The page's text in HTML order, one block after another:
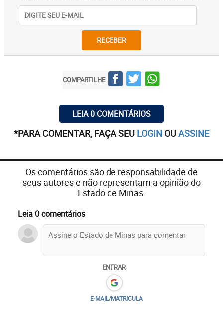
RECEBER
COMPARTILHE
LEIA 0 COMENTÁRIOS
*PARA COMENTAR, FAÇA SEU LOGIN OUASSINE
Os comentários são de responsabilidade de
seus autores e não representam a opinião do
Estado de Minas.
Leia 0 comentários
ENTRAR
E-MAIL/MATRICULA